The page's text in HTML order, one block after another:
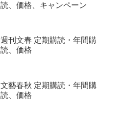
読、価格、キャンペーン
週刊文春 定期購読・年間購
読、価格
文藝春秋 定期購読・年間購
読、価格